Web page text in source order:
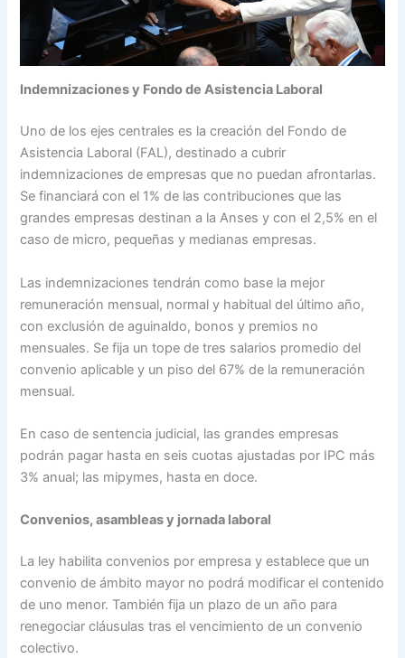
Indemnizaciones y Fondo de Asistencia Laboral
Uno de los ejes centrales es la creación del Fondo de
Asistencia Laboral (FAL), destinado a cubrir
indemnizaciones de empresas que no puedan afrontarlas.
Se financiará con el 1% de las contribuciones que las
grandes empresas destinan a la Anses y con el 2,5% en el
caso de micro, pequeñas y medianas empresas.
Las indemnizaciones tendrán como base la mejor
remuneración mensual, normal y habitual del último año,
con exclusión de aguinaldo, bonos y premios no
mensuales. Se fija un tope de tres salarios promedio del
convenio aplicable y un piso del 67% de la remuneración
mensual.
En caso de sentencia judicial, las grandes empresas
podrán pagar hasta en seis cuotas ajustadas por IPC más
3% anual; las mipymes, hasta en doce.
Convenios, asambleas y jornada laboral
La ley habilita convenios por empresa y establece que un
convenio de ámbito mayor no podrá modificar el contenido
de uno menor. También fija un plazo de un año para
renegociar cláusulas tras el vencimiento de un convenio
colectivo.